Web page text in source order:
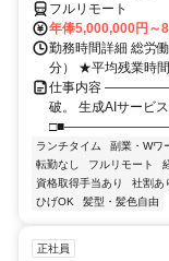
フルリモート
年俸5,000,000円～
勤務時間詳細 総労
分） ★平均残業時
仕事内容
破。 生成AIサービ
ランチタイム 副業・Wワ
転勤なし
フルリモート
資格取得手当あり
社割あ
ひげOK
髪型・髪色自由
正社員